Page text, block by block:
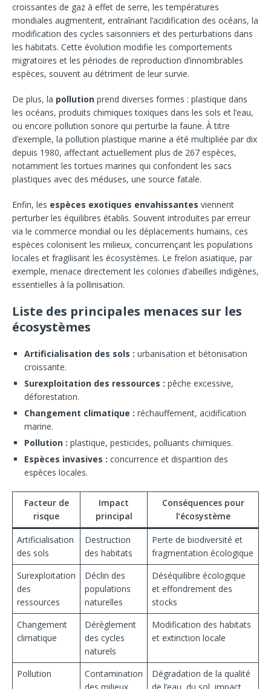
croissantes de gaz à effet de serre, les températures
mondiales augmentent, entraînant l’acidification des océans, la
modification des cycles saisonniers et des perturbations dans
les habitats. Cette évolution modifie les comportements
migratoires et les périodes de reproduction d’innombrables
espèces, souvent au détriment de leur survie.
De plus, la pollution prend diverses formes : plastique dans
les océans, produits chimiques toxiques dans les sols et l’eau,
ou encore pollution sonore qui perturbe la faune. À titre
d’exemple, la pollution plastique marine a été multipliée par dix
depuis 1980, affectant actuellement plus de 267 espèces,
notamment les tortues marines qui confondent les sacs
plastiques avec des méduses, une source fatale.
Enfin, les espèces exotiques envahissantes viennent
perturber les équilibres établis. Souvent introduites par erreur
via le commerce mondial ou les déplacements humains, ces
espèces colonisent les milieux, concurrençant les populations
locales et fragilisant les écosystèmes. Le frelon asiatique, par
exemple, menace directement les colonies d’abeilles indigènes,
essentielles à la pollinisation.
Liste des principales menaces sur les
écosystèmes
Artificialisation des sols : urbanisation et bétonisation
croissante.
Surexploitation des ressources : pêche excessive,
déforestation.
Changement climatique : réchauffement, acidification
marine.
Pollution : plastique, pesticides, polluants chimiques.
Espèces invasives : concurrence et disparition des
espèces locales.
Facteur de
risque
Impact
principal
Conséquences pour
l’écosystème
Artificialisation
des sols
Destruction
des habitats
Perte de biodiversité et
fragmentation écologique
Surexploitation
des
ressources
Déclin des
populations
naturelles
Déséquilibre écologique
et effondrement des
stocks
Changement
climatique
Dérèglement
des cycles
naturels
Modification des habitats
et extinction locale
Pollution
Contamination
des milieux
Dégradation de la qualité
de l’eau, du sol, impact